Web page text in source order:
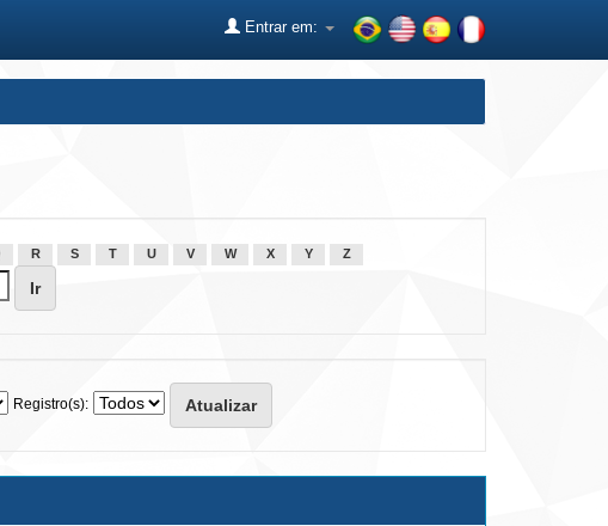
Entrar em:
R S T U V W X Y Z
Registro(s):